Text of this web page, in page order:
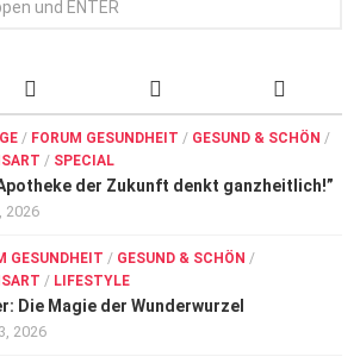
/ FORUM GESUNDHEIT / GESUND & SCHÖN /
/ SPECIAL
der Zukunft denkt ganzheitlich!”
2026
GESUNDHEIT / GESUND & SCHÖN /
/ LIFESTYLE
Die Magie der Wunderwurzel
2026